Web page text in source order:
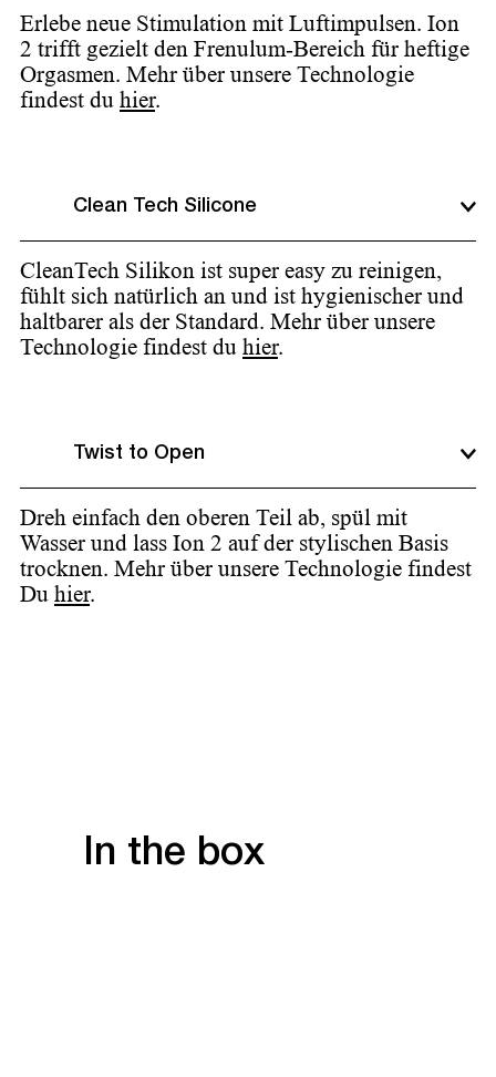
Erlebe neue Stimulation mit Luftimpulsen. Ion
2 trifft gezielt den Frenulum-Bereich für heftige
Orgasmen. Mehr über unsere Technologie
findest du hier.
Clean Tech Silicone
CleanTech Silikon ist super easy zu reinigen,
fühlt sich natürlich an und ist hygienischer und
haltbarer als der Standard. Mehr über unsere
Technologie findest du hier.
Twist to Open
Dreh einfach den oberen Teil ab, spül mit
Wasser und lass Ion 2 auf der stylischen Basis
trocknen. Mehr über unsere Technologie findest
Du hier.
In the box